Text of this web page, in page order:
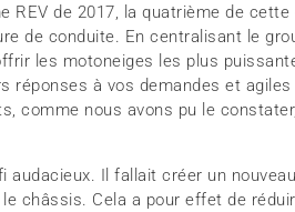
REV de 2017, la quatrième de
de conduite. En centralisant le
les motoneiges les plus
réponses à vos demandes et agiles
comme nous avons pu le
audacieux. Il fallait créer un
châssis. Cela a pour effet de